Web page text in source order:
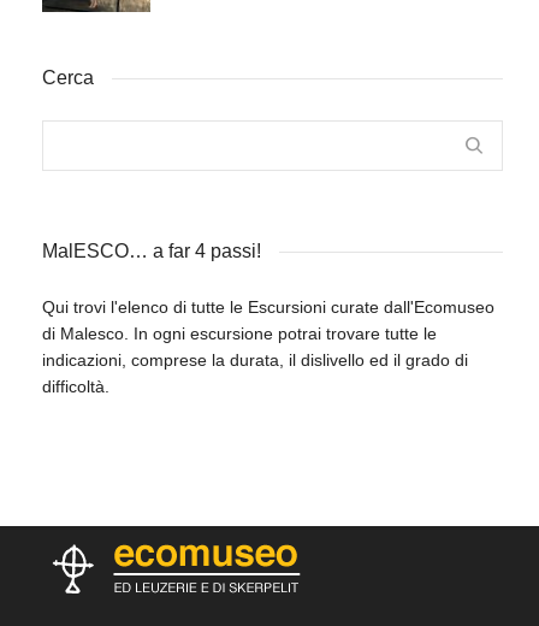
Cerca
MalESCO… a far 4 passi!
Qui trovi l'elenco di tutte le Escursioni curate dall'Ecomuseo
di Malesco. In ogni escursione potrai trovare tutte le
indicazioni, comprese la durata, il dislivello ed il grado di
difficoltà.